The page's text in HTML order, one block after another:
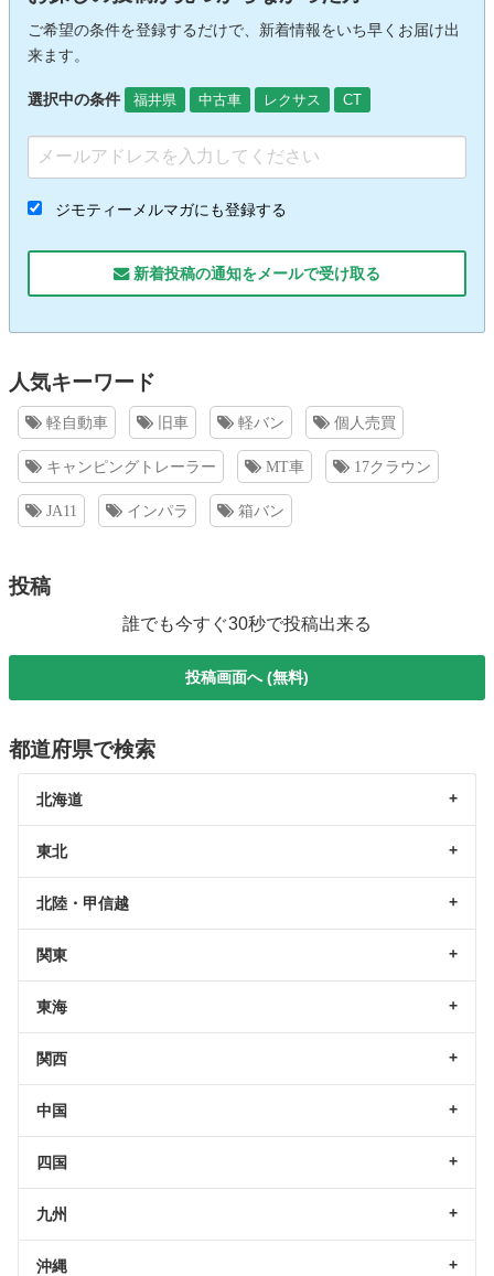
ご希望の条件を登録するだけで、新着情報をいち早くお届け出
来ます。
選択中の条件 福井県 中古車 レクサス CT
ジモティーメルマガにも登録する
新着投稿の通知をメールで受け取る
人気キーワード
軽自動車 旧車 軽バン 個人売買
キャンピングトレーラー MT車 17クラウン
JA11 インパラ 箱バン
投稿
誰でも今すぐ30秒で投稿出来る
投稿画面へ (無料)
都道府県で検索
北海道
東北
北陸・甲信越
関東
東海
関西
中国
四国
九州
沖縄